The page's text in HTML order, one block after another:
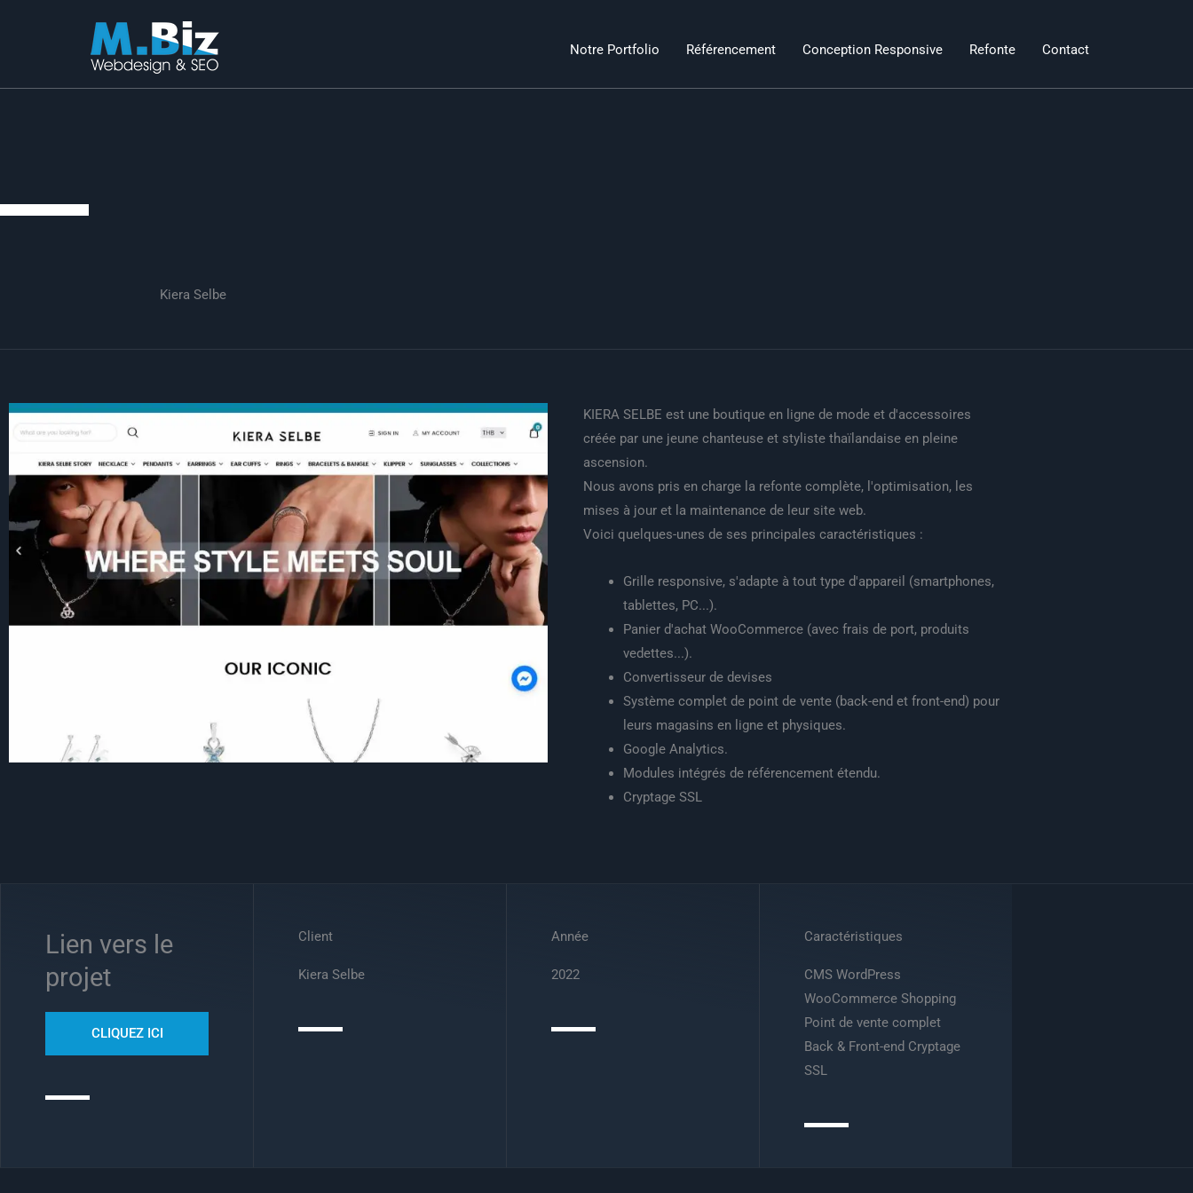
Notre Portfolio Référencement Conception Responsive Refonte Contact
Kiera Selbe
KIERA SELBE est une boutique en ligne de mode et d'accessoires
créée par une jeune chanteuse et styliste thaïlandaise en pleine
ascension.
Nous avons pris en charge la refonte complète, l'optimisation, les
mises à jour et la maintenance de leur site web.
Voici quelques-unes de ses principales caractéristiques :
Grille responsive, s'adapte à tout type d'appareil (smartphones,
tablettes, PC...).
Panier d'achat WooCommerce (avec frais de port, produits
vedettes...).
Convertisseur de devises
Système complet de point de vente (back-end et front-end) pour
leurs magasins en ligne et physiques.
Google Analytics.
Modules intégrés de référencement étendu.
Cryptage SSL
Lien vers le
projet
CLIQUEZ ICI
Client
Kiera Selbe
Année
2022
Caractéristiques
CMS WordPress
WooCommerce Shopping
Point de vente complet
Back & Front-end Cryptage
SSL